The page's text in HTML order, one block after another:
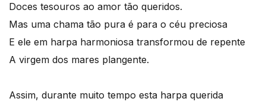
Doces tesouros ao amor tão queridos.
Mas uma chama tão pura é para o céu preciosa
E ele em harpa harmoniosa transformou de repente
A virgem dos mares plangente.
Assim, durante muito tempo esta harpa querida